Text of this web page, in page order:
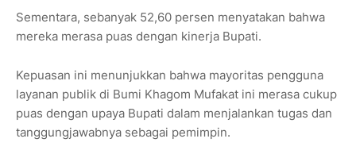
Sementara, sebanyak 52,60 persen menyatakan bahwa
mereka merasa puas dengan kinerja Bupati.
Kepuasan ini menunjukkan bahwa mayoritas pengguna
layanan publik di Bumi Khagom Mufakat ini merasa cukup
puas dengan upaya Bupati dalam menjalankan tugas dan
tanggungjawabnya sebagai pemimpin.